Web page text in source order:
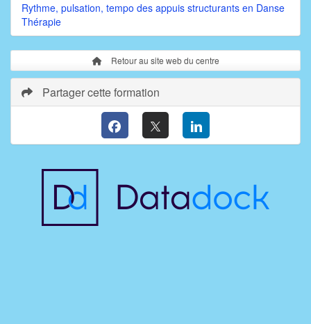
Rythme, pulsation, tempo des appuis structurants en Danse
Thérapie
Retour au site web du centre
Partager cette formation